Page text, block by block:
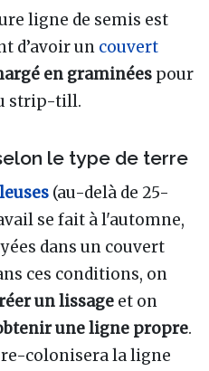
ligne de semis est
d’avoir un couvert
en graminées pour
strip-till.
le type de terre
(au-delà de 25-
se fait à l'automne,
dans un couvert
ces conditions, on
un lissage et on
une ligne propre.
colonisera la ligne